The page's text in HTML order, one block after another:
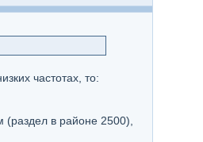
частотах, то:
(раздел в районе 2500),